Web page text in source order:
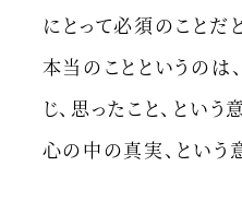
にとって必須のことだ
本当のことというの
じ、思ったこと、という
心の中の真実、という